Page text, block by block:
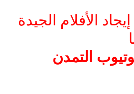
الأفلام الجيدة
التمدن